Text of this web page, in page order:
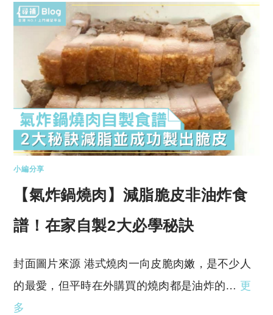
小編分享
【氣炸鍋燒肉】減脂脆皮非油炸食
譜！在家自製2大必學秘訣
封面圖片來源 港式燒肉一向皮脆肉嫩，是不少人
的最愛，但平時在外購買的燒肉都是油炸的… 更
多